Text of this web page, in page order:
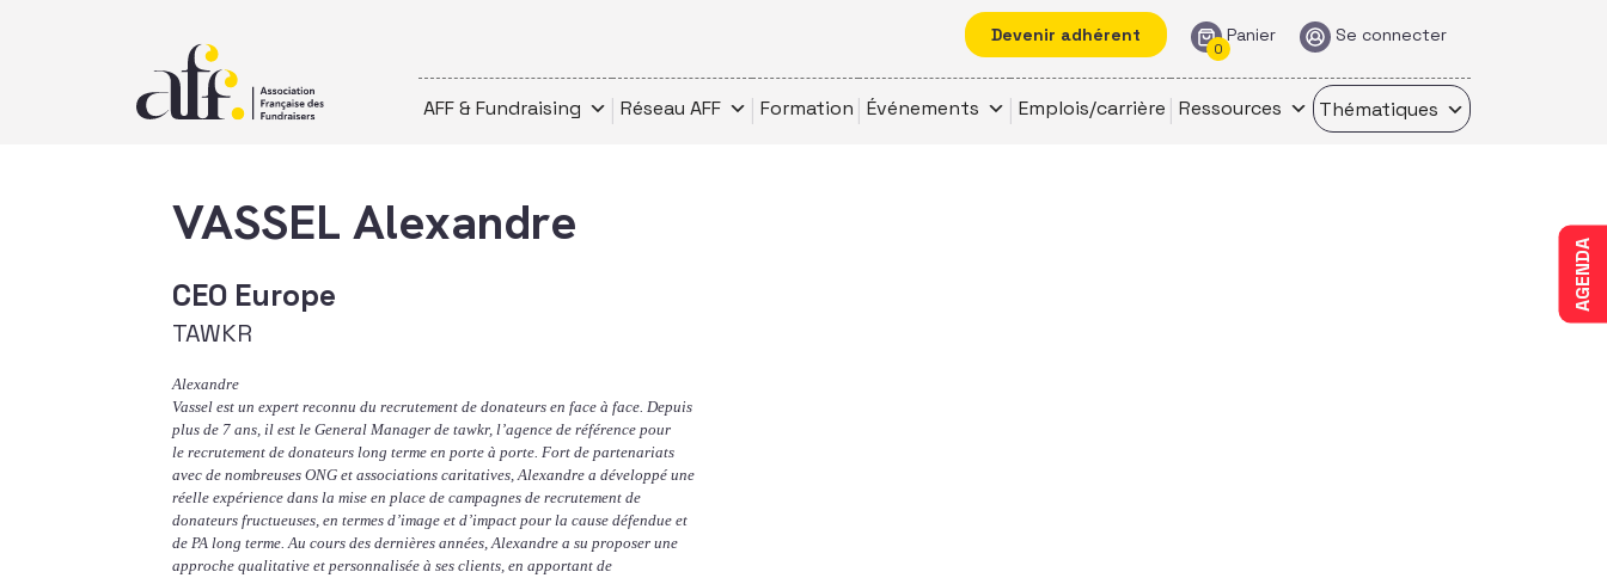
Devenir adhérent Panier
0
Se connecter
AFF & Fundraising Réseau AFF Formation Événements Emplois/carrière Ressources Thématiques
AGENDA
VASSEL Alexandre
CEO Europe
TAWKR
Alexandre
Vassel est un expert reconnu du recrutement de donateurs en face à face. Depuis
plus de 7 ans, il est le General Manager de tawkr, l’agence de référence pour
le recrutement de donateurs long terme en porte à porte. Fort de partenariats
avec de nombreuses ONG et associations caritatives, Alexandre a développé une
réelle expérience dans la mise en place de campagnes de recrutement de
donateurs fructueuses, en termes d’image et d’impact pour la cause défendue et
de PA long terme. Au cours des dernières années, Alexandre a su proposer une
approche qualitative et personnalisée à ses clients, en apportant de